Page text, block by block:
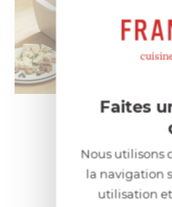
Faites
Nous utilisons
la navigation
utilisation